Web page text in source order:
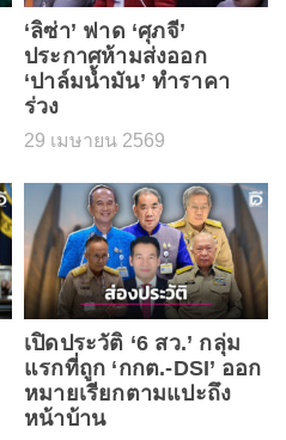
‘ลิซ่า’ ฟาด ‘ศุภจี’
ประกาศห้ามส่งออก
‘ปาล์มน้ำมัน’ ทำราคา
ร่วง
29 เมษายน 2569
เปิดประวัติ ‘6 สว.’ กลุ่ม
แรกที่ถูก ‘กกต.-DSI’ ออก
หมายเรียกตามแปะถึง
หน้าบ้าน